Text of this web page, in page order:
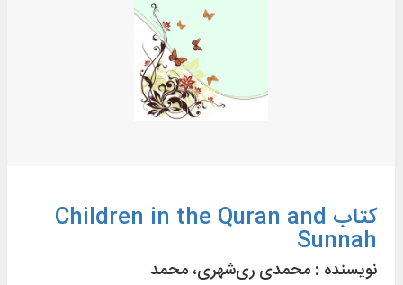
کتاب Children in the Quran and
Sunnah
نویسنده : محمدی ری‌شهری، محمد